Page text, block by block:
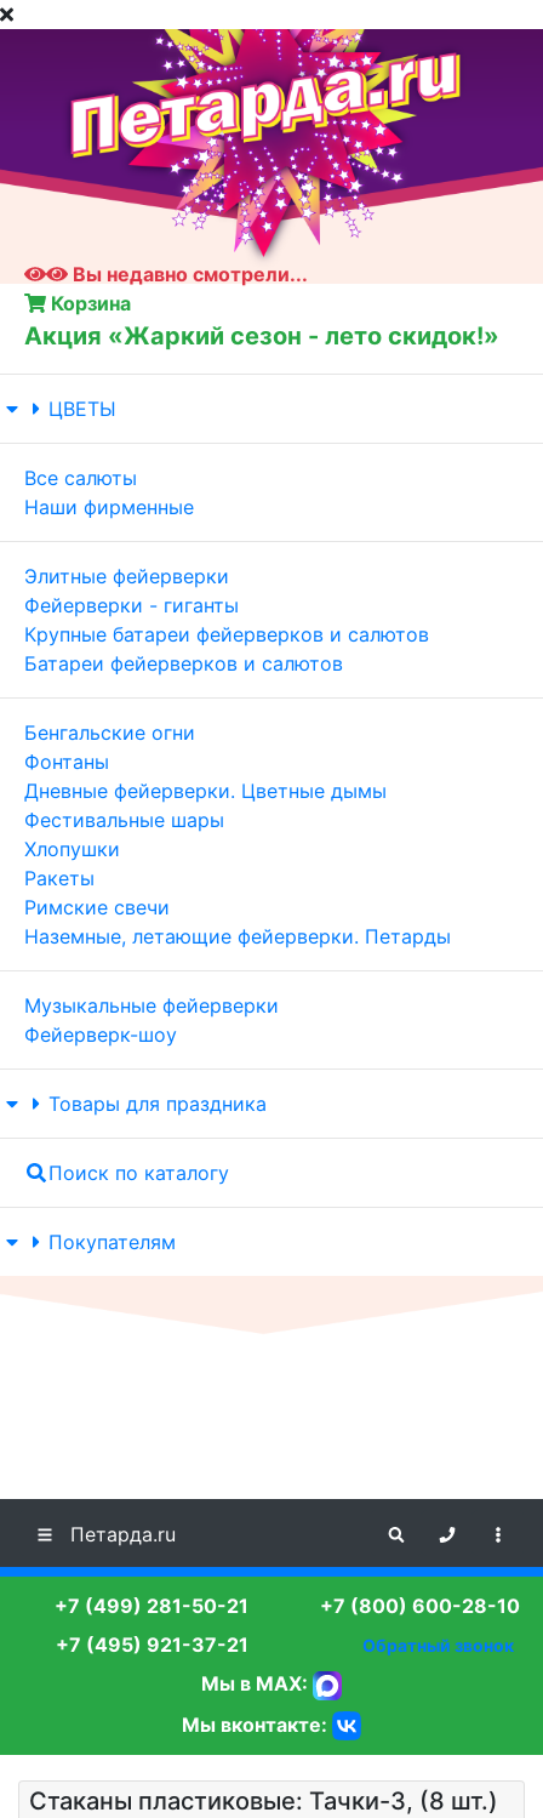
Вы недавно смотрели...
Корзина
Акция «Жаркий сезон - лето скидок!»
ЦВЕТЫ
Все салюты
Наши фирменные
Элитные фейерверки
Фейерверки - гиганты
Крупные батареи фейерверков и салютов
Батареи фейерверков и салютов
Бенгальские огни
Фонтаны
Дневные фейерверки. Цветные дымы
Фестивальные шары
Хлопушки
Ракеты
Римские свечи
Наземные, летающие фейерверки. Петарды
Музыкальные фейерверки
Фейерверк-шоу
Товары для праздника
Поиск по каталогу
Покупателям
Петарда.ru
+7 (499) 281-50-21
+7 (495) 921-37-21
+7 (800) 600-28-10
Обратный звонок
Мы в MAX:
Мы вконтакте:
Стаканы пластиковые: Тачки-3, (8 шт.)